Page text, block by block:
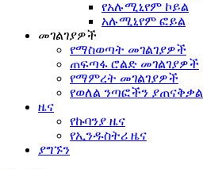
የአሉሚኒየም ኮይል
አሉሚኒየም ፎይል
መገልገያዎች
የማስወጣት መገልገያዎች
ጠፍጣፋ ሮልድ መገልገያዎች
የማምረት መገልገያዎች
የወለል ንጣፎችን ያጠናቅቃል
ዜና
የኩባንያ ዜና
የኢንዱስትሪ ዜና
ያግኙን